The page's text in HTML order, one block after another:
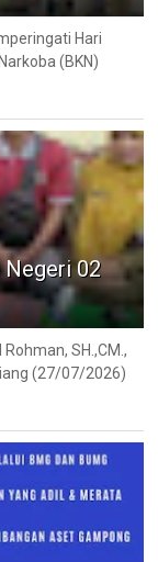
Hari
(BKN)
Negeri 02
SH.,CM.,
(27/07/2026)